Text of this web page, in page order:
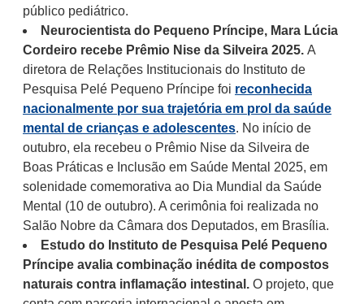
público pediátrico.
Neurocientista do Pequeno Príncipe, Mara Lúcia
Cordeiro recebe Prêmio Nise da Silveira 2025. A
diretora de Relações Institucionais do Instituto de
Pesquisa Pelé Pequeno Príncipe foi reconhecida
nacionalmente por sua trajetória em prol da saúde
mental de crianças e adolescentes. No início de
outubro, ela recebeu o Prêmio Nise da Silveira de
Boas Práticas e Inclusão em Saúde Mental 2025, em
solenidade comemorativa ao Dia Mundial da Saúde
Mental (10 de outubro). A cerimônia foi realizada no
Salão Nobre da Câmara dos Deputados, em Brasília.
Estudo do Instituto de Pesquisa Pelé Pequeno
Príncipe avalia combinação inédita de compostos
naturais contra inflamação intestinal. O projeto, que